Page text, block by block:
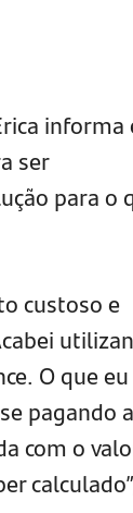
informa
ser
para o
custoso e
O que eu
pagando a
com o